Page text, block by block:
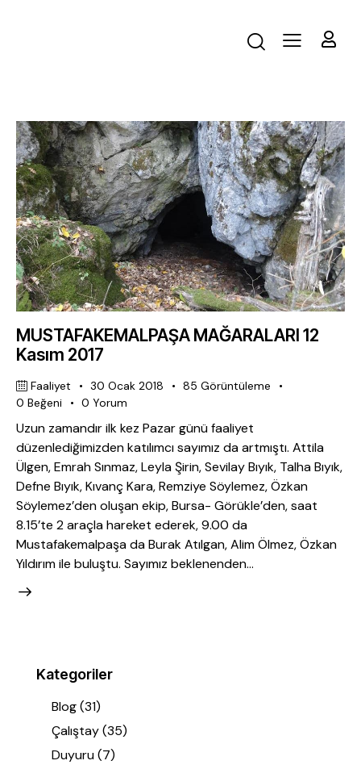
MUSTAFAKEMALPAŞA MAĞARALARI 12
Kasım 2017
Faaliyet 30 Ocak 2018 85 Görüntüleme
0 Beğeni 0 Yorum
Uzun zamandır ilk kez Pazar günü faaliyet
düzenlediğimizden katılımcı sayımız da artmıştı. Attila
Ülgen, Emrah Sınmaz, Leyla Şirin, Sevilay Bıyık, Talha Bıyık,
Defne Bıyık, Kıvanç Kara, Remziye Söylemez, Özkan
Söylemez’den oluşan ekip, Bursa- Görükle’den, saat
8.15’te 2 araçla hareket ederek, 9.00 da
Mustafakemalpaşa da Burak Atılgan, Alim Ölmez, Özkan
Yıldırım ile buluştu. Sayımız beklenenden…
Kategoriler
Blog(31)
Çalıştay(35)
Duyuru(7)